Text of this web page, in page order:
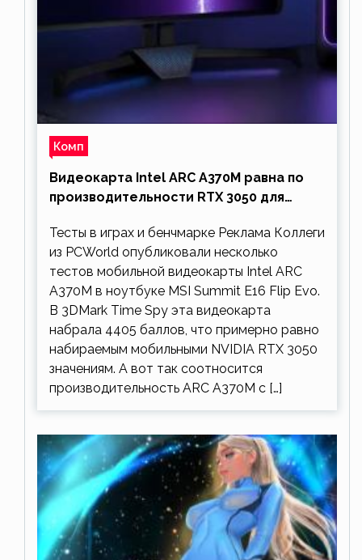
Комп
Видеокарта Intel ARC A370M равна по
производительности RTX 3050 для
Тесты в играх и бенчмарке Реклама Коллеги
из PCWorld опубликовали несколько
тестов мобильной видеокарты Intel ARC
A370M в ноутбуке MSI Summit E16 Flip Evo.
В 3DMark Time Spy эта видеокарта
набрала 4405 баллов, что примерно равно
набираемым мобильными NVIDIA RTX 3050
значениям. А вот так соотносится
производительность ARC A370M с […]